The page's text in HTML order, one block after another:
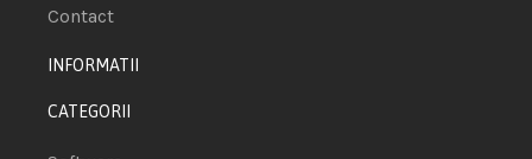
Contact
INFORMATII
CATEGORII